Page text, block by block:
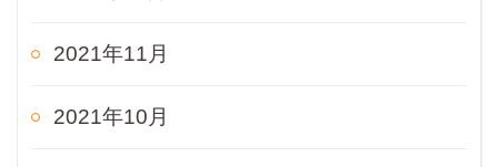
2021年11月
2021年10月